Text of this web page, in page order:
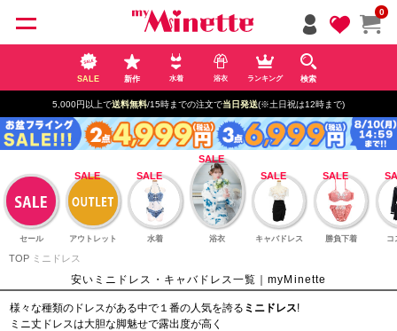
0
SALE 新作 水着 浴衣 ランキング 検索
5,000円以上で送料無料/15時までの注文で当日発送(※土日祝は12時まで)
セール アウトレット 水着 浴衣 キャバドレス 勝負下着 コ
TOP ミニドレス
安いミニドレス・キャバドレス一覧｜myMinette
様々な種類のドレスがある中で１番の人気を誇る ミニドレス!
ミニ丈ドレスは大胆な脚魅せで露出度が高く
ペー
ジト
ップ